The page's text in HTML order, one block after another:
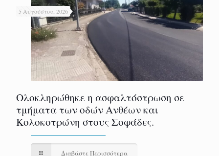
5 Αυγούστου, 2026
Ολοκληρώθηκε η ασφαλτόστρωση σε
τμήματα των οδών Ανθέων και
Κολοκοτρώνη στους Σοφάδες.
Διαβάστε Περισσότερα